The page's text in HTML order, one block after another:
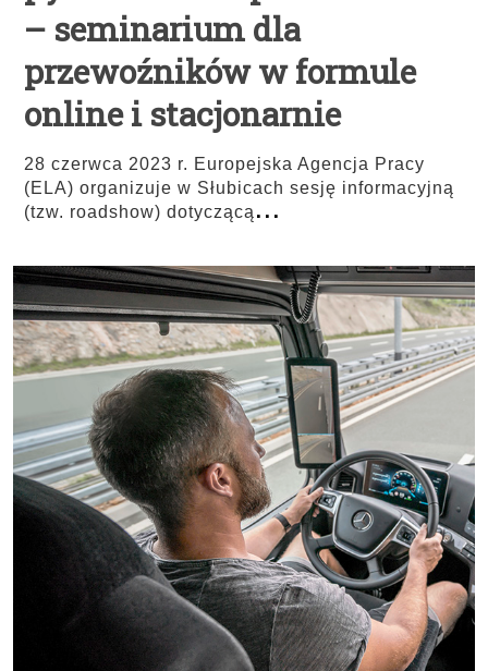
– seminarium dla
przewoźników w formule
online i stacjonarnie
28 czerwca 2023 r. Europejska Agencja Pracy
(ELA) organizuje w Słubicach sesję informacyjną
(tzw. roadshow) dotyczącą...